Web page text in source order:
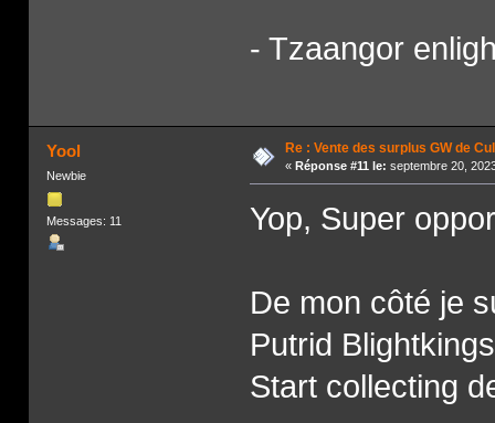
- Tzaangor
Yool
Newbie
Messages: 11
Re : Vente des surplus GW de
« Réponse #11 le: septembre 20,
Yop, Super
De mon côté je
Putrid
Start collecting